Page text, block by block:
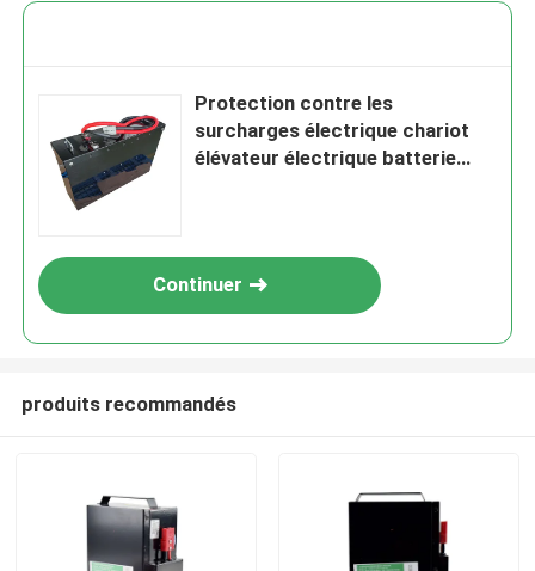
Protection contre les
surcharges électrique chariot
élévateur électrique batterie
Continuer
produits recommandés